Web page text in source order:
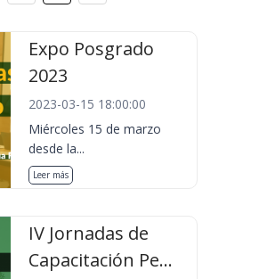
Expo Posgrado
2023
2023-03-15 18:00:00
Miércoles 15 de marzo
desde la...
Leer más
IV Jornadas de
Capacitación Pe...